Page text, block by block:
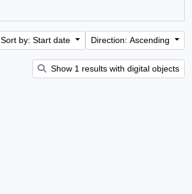
Sort by: Start date Direction: Ascending
Show 1 results with digital objects